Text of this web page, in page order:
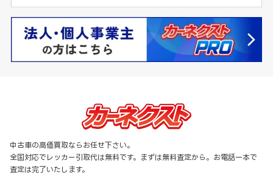
中古車の高価買取ならお任せ下さい。
全国対応でレッカー引取代は無料です。まずは無料査定から。お電話一本で
査定は完了いたします。